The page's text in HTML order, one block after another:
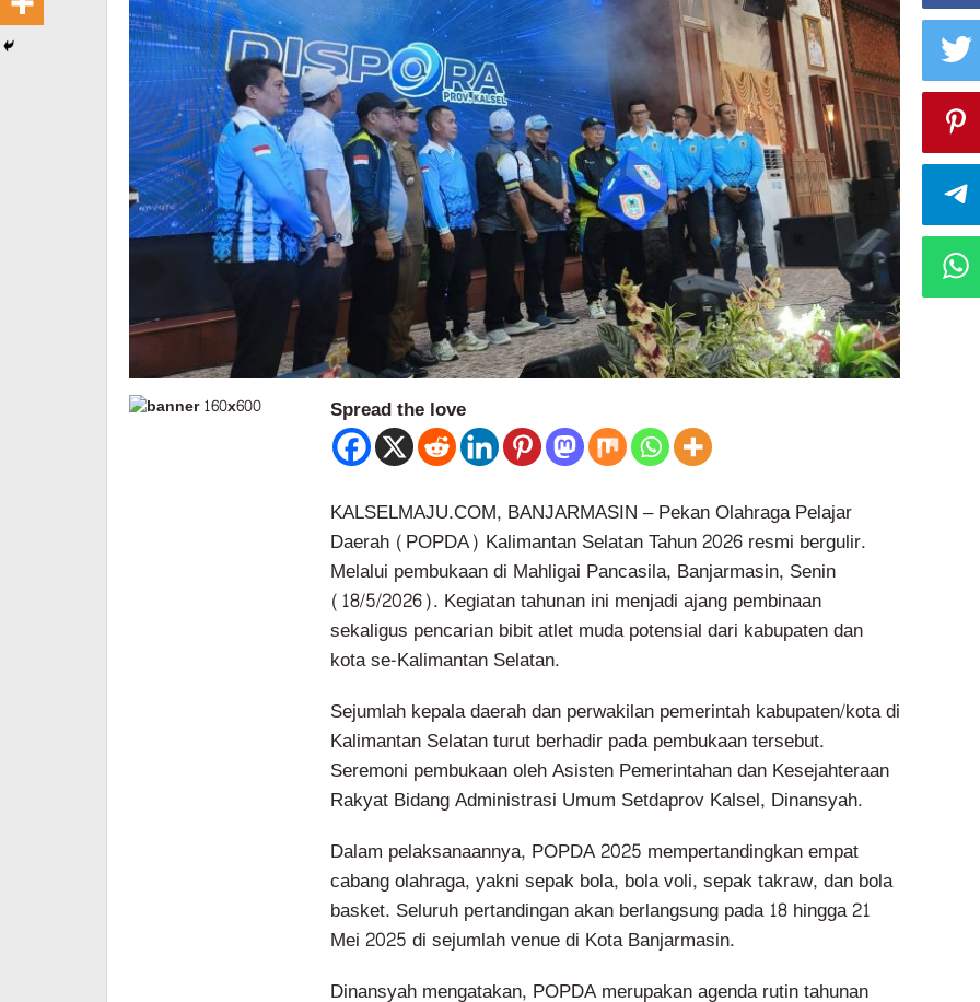
Spread the love
KALSELMAJU.COM, BANJARMASIN – Pekan Olahraga Pelajar
Daerah (POPDA) Kalimantan Selatan Tahun 2026 resmi bergulir.
Melalui pembukaan di Mahligai Pancasila, Banjarmasin, Senin
(18/5/2026). Kegiatan tahunan ini menjadi ajang pembinaan
sekaligus pencarian bibit atlet muda potensial dari kabupaten dan
kota se-Kalimantan Selatan.
Sejumlah kepala daerah dan perwakilan pemerintah kabupaten/kota di
Kalimantan Selatan turut berhadir pada pembukaan tersebut.
Seremoni pembukaan oleh Asisten Pemerintahan dan Kesejahteraan
Rakyat Bidang Administrasi Umum Setdaprov Kalsel, Dinansyah.
Dalam pelaksanaannya, POPDA 2025 mempertandingkan empat
cabang olahraga, yakni sepak bola, bola voli, sepak takraw, dan bola
basket. Seluruh pertandingan akan berlangsung pada 18 hingga 21
Mei 2025 di sejumlah venue di Kota Banjarmasin.
Dinansyah mengatakan, POPDA merupakan agenda rutin tahunan